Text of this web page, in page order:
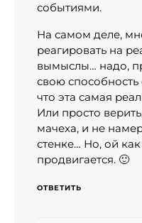
событиями.
На самом деле,
реагировать на
вымыслы… надо,
свою способность
что эта самая
Или просто
мачеха, и не
стенке… Но, ой
продвигается. 🙂
ОТВЕТИТЬ